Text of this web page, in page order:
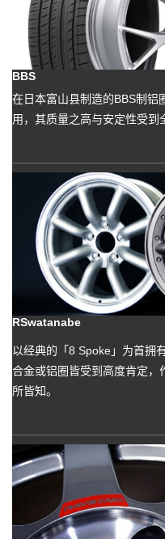
BBS
在日本富山县制造的BBS制铝
用，其质量之高与安定性受到
RSwatanabe
以经典的「8 Spoke」为首拥
合金或铝圈皆受到高度肯定，
所皆知。